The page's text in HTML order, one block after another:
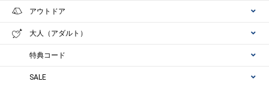
アウトドア
大人（アダルト）
特典コード
SALE